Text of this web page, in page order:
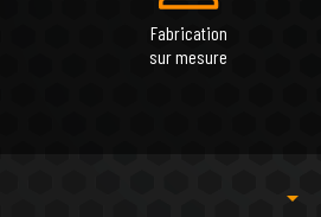
Fabrication
sur mesure
arrow_drop_down